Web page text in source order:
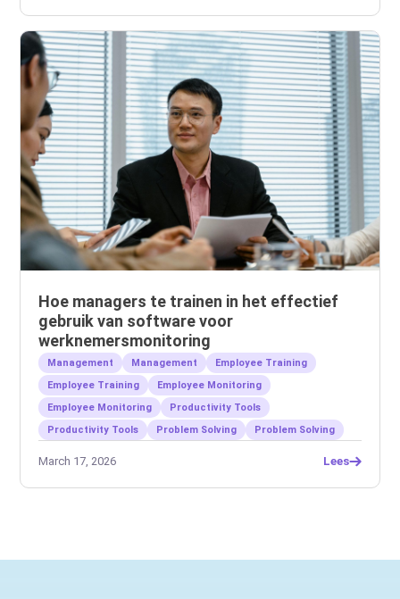
Hoe managers te trainen in het effectief
gebruik van software voor
werknemersmonitoring
Management Management
Employee Training
Employee Training
Employee Monitoring
Employee Monitoring
Productivity Tools
Productivity Tools
Problem Solving Problem Solving
March 17, 2026 Lees